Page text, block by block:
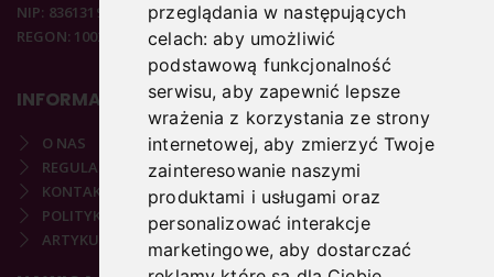
przeglądania w następujących
celach:aby umożliwić
podstawową funkcjonalność
serwisu,aby zapewnić lepsze
wrażenia z korzystania ze strony
internetowej,aby zmierzyć Twoje
zainteresowanie naszymi
produktami i usługami oraz
personalizować interakcje
marketingowe,aby dostarczać
NIP: 8361319313
REGON: 100297020
INFORMACJE
O NAS
REGULAMIN
KONTAKT
POLITYKA PRYWATNOŚCI
ARTYKUŁY PODOLOGICZNE